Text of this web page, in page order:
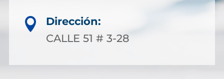

Dirección:
CALLE 51 # 3-28